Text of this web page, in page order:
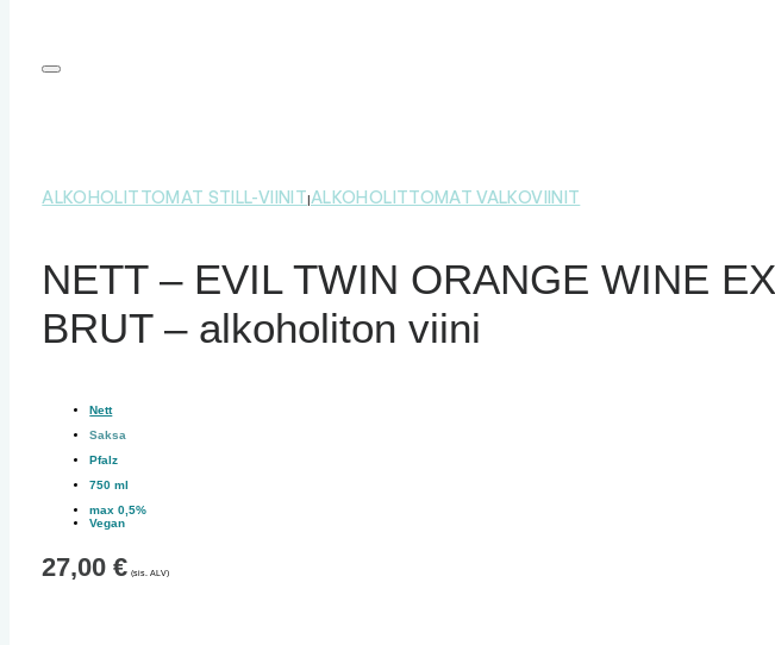
ALKOHOLITTOMAT STILL-VIINIT|ALKOHOLITTOMAT VALKOVIINIT
NETT – EVIL TWIN ORANGE WINE
BRUT – alkoholiton viini
Nett
Saksa
Pfalz
750 ml
max 0,5%
Vegan
27,00€ (sis. ALV)